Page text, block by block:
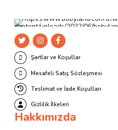
Şartlar ve Koşullar
Mesafeli Satış Sözleşmesi
Teslimat ve İade Koşulları
Gizlilik İlkeleri
Hakkımızda